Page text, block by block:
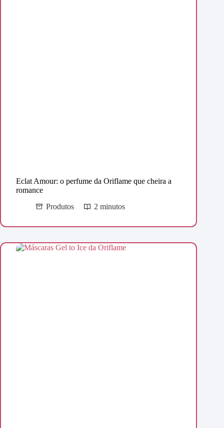
Eclat Amour: o perfume da Oriflame que cheira a
romance
Produtos
2 minutos